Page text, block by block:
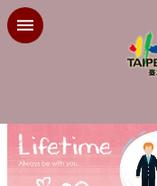
跳到主要內容區塊